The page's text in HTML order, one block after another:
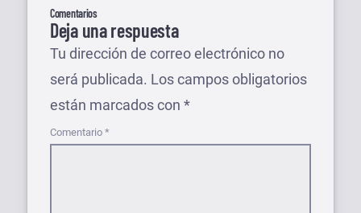
Comentarios
Deja una respuesta
Tu dirección de correo electrónico no
será publicada. Los campos obligatorios
están marcados con *
Comentario *